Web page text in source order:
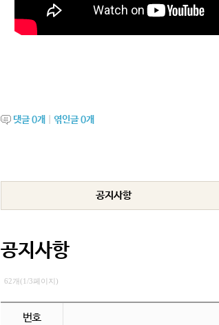
댓글0개 엮인글0개
공지사항
공지사항
62개(1/3페이지)
번호